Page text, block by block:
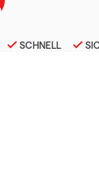
SCHNELL